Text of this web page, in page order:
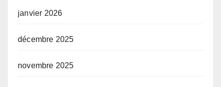
janvier 2026
décembre 2025
novembre 2025